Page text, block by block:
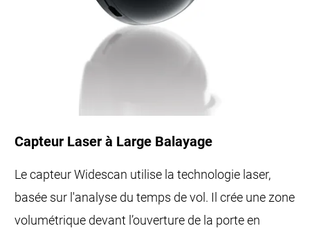
Capteur Laser à Large Balayage
Le capteur Widescan utilise la technologie laser,
basée sur l'analyse du temps de vol. Il crée une zone
volumétrique devant l’ouverture de la porte en